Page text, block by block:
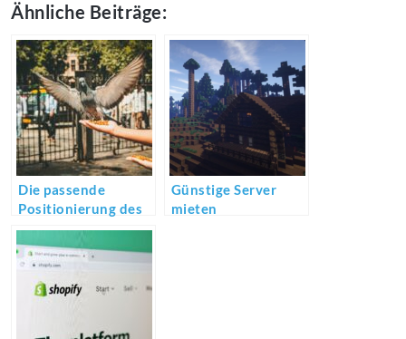
Ähnliche Beiträge:
Die passende
Positionierung des
Meisenknödels
Günstige Server
mieten